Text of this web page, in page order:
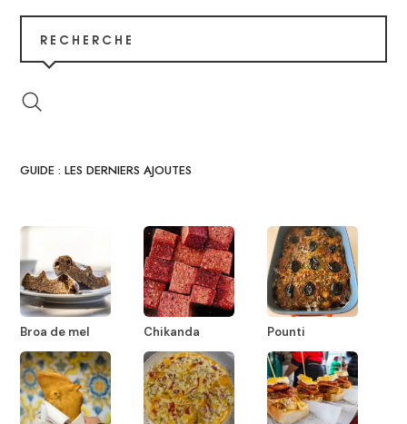
RECHERCHE
GUIDE : LES DERNIERS AJOUTES
Broa de mel Chikanda Pounti